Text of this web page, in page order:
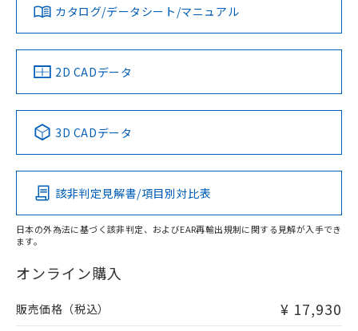
カタログ/データシート/マニュアル
2D CADデータ
3D CADデータ
該非判定見解書/項目別対比表
日本の外為法に基づく該非判定、およびEAR再輸出規制に関する見解が入手でき
ます。
オンライン購入
販売価格（税込） ¥ 17,930
既に当社にて対応品への在庫切替を完了
していることから、特段のことがない限
り、2022年1月12日より割愛しておりま
す。